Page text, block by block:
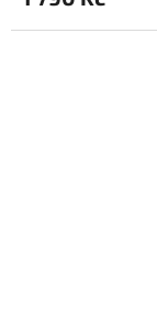
je
3,5